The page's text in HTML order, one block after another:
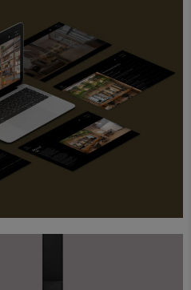
Web
Salón